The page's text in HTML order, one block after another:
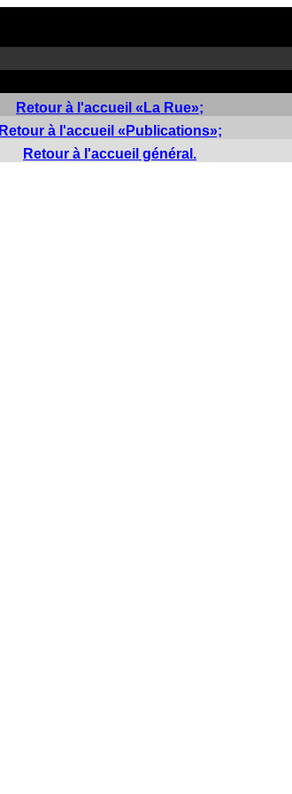
Retour à l'accueil «La Rue»;
Retour à l'accueil «Publications»;
Retour à l'accueil général.